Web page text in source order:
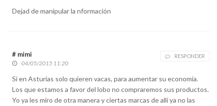
Dejad de manipular la nformación
# mimi RESPONDER
04/05/2015 11:20
Si en Asturias solo quieren vacas, para aumentar su economía.
Los que estamos a favor del lobo no compraremos sus productos.
Yo ya les miro de otra manera y ciertas marcas de allí ya no las